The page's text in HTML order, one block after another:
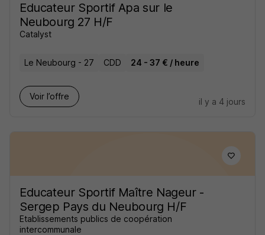
Educateur Sportif Apa sur le
Neubourg 27 H/F
Catalyst
Le Neubourg - 27 CDD 24 - 37 € / heure
Voir l’offre
il y a 4 jours
Educateur Sportif Maître Nageur -
Sergep Pays du Neubourg H/F
Etablissements publics de coopération
intercommunale